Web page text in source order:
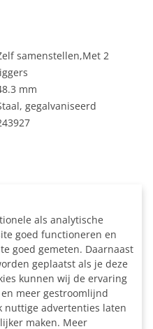
samenstellen,Met 2
mm
gegalvaniseerd
met 3 liggers uit
90° Ø 48,3 mm
Ø 42,4 - Ø 48,3 - Ø
als analytische
goed functioneren en
goed gemeten. Daarnaast
geplaatst als je deze
kunnen wij de ervaring
meer gestroomlijnd
nuttige advertenties laten
maken. Meer